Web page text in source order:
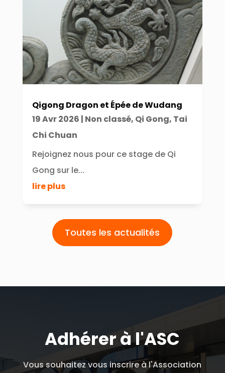
Qigong Dragon et Épée de Wudang
19 Avr 2026 | Non classé, Qi Gong, Tai
Chi Chuan
Rejoignez nous pour ce stage de Qi
Gong sur le...
lire plus
Toutes les actualités
Adhérer à l'ASC
Vous souhaitez vous inscrire à l'Association